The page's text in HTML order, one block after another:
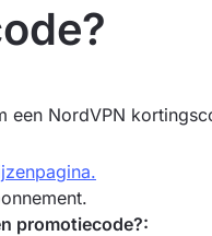
een NordVPN
promotiecode?: